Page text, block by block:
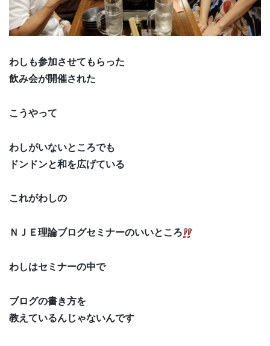
わしも参加させてもらった
飲み会が開催された
こうやって
わしがいないところでも
ドンドンと和を広げている
これがわしの
ＮＪＥ理論ブログセミナーのいいところ
わしはセミナーの中で
ブログの書き方を
教えているんじゃないんです